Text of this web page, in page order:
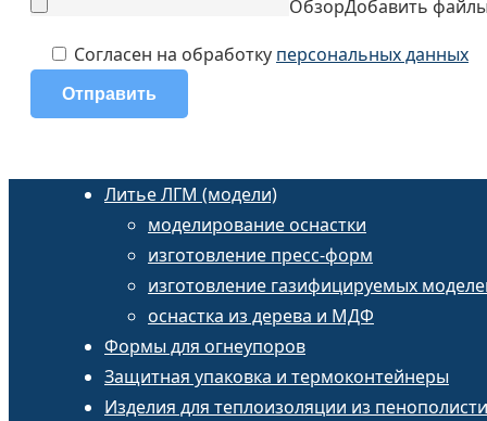
ОбзорДобавить
Согласен на обработку персональных данных
Литье ЛГМ (модели)
моделирование оснастки
изготовление пресс-форм
изготовление газифицируемых
оснастка из дерева и МДФ
Формы для огнеупоров
Защитная упаковка и термоконтейнеры
Изделия для теплоизоляции из